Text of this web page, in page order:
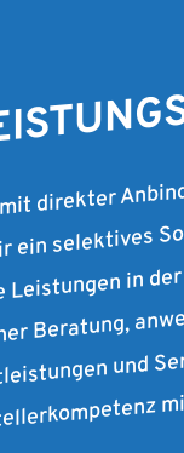
direkter
selektives
in
Beratung,
und